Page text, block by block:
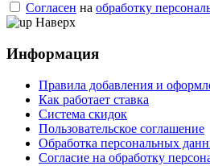
Согласен на обработку
Наверх
Информация
Правила добавления и
Как работает ставка
Система скидок
Пользовательское соглашение
Обработка персональных
Согласие на обработку